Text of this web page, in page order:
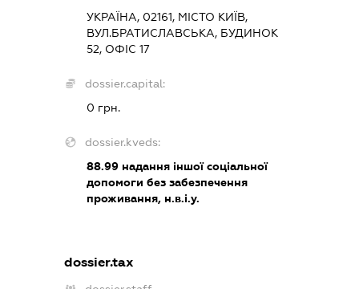
УКРАЇНА, 02161, МІСТО КИЇВ,
ВУЛ.БРАТИСЛАВСЬКА, БУДИНОК
52, ОФІС 17
dossier.capital:
0 грн.
dossier.kveds:
88.99надання іншої соціальної
допомоги без забезпечення
проживання, н.в.і.у.
dossier.tax